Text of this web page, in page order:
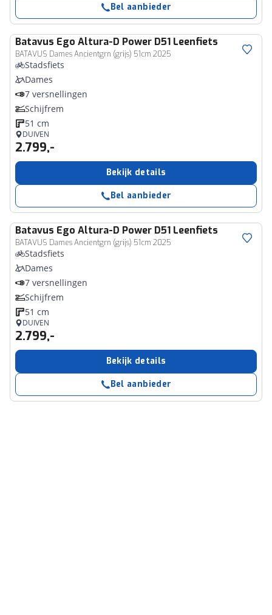
Bel aanbieder
Batavus Ego Altura-D Power D51 Leenfiets
BATAVUS Dames Ancientgrn (grijs) 51cm 2025
Stadsfiets
Dames
7 versnellingen
Schijfrem
51 cm
DUIVEN
2.799,-
Bekijk details
Bel aanbieder
Batavus Ego Altura-D Power D51 Leenfiets
BATAVUS Dames Ancientgrn (grijs) 51cm 2025
Stadsfiets
Dames
7 versnellingen
Schijfrem
51 cm
DUIVEN
2.799,-
Bekijk details
Bel aanbieder